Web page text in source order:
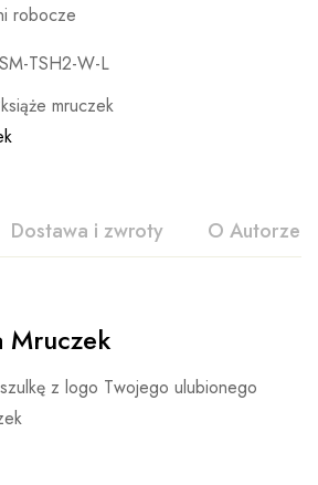
robocze
TSH2-W-L
książe mruczek
Dostawa i zwroty O Autorze
Mruczek
z logo Twojego ulubionego